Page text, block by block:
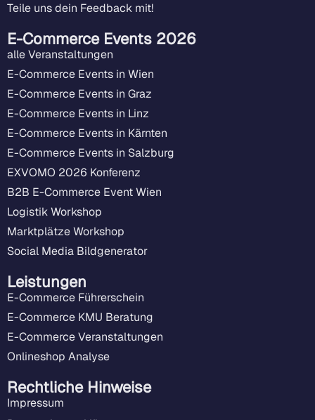
Teile uns dein Feedback mit!
E-Commerce Events 2026
alle Veranstaltungen
E-Commerce Events in Wien
E-Commerce Events in Graz
E-Commerce Events in Linz
E-Commerce Events in Kärnten
E-Commerce Events in Salzburg
EXVOMO 2026 Konferenz
B2B E-Commerce Event Wien
Logistik Workshop
Marktplätze Workshop
Social Media Bildgenerator
Leistungen
E-Commerce Führerschein
E-Commerce KMU Beratung
E-Commerce Veranstaltungen
Onlineshop Analyse
Rechtliche Hinweise
Impressum